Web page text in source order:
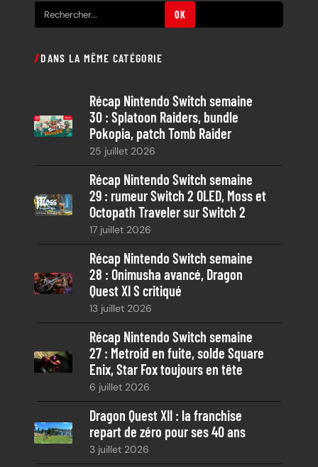
e
h
c
h
OK
DANS LA MÊME CATÉGORIE
Récap Nintendo Switch semaine
30 : Splatoon Raiders, bundle
Pokopia, patch Tomb Raider
25 juillet 2026
Récap Nintendo Switch semaine
29 : rumeur Switch 2 OLED, Moss et
Octopath Traveler sur Switch 2
17 juillet 2026
Récap Nintendo Switch semaine
28 : Onimusha avancé, Dragon
Quest XI S critiqué
13 juillet 2026
Récap Nintendo Switch semaine
27 : Metroid en fuite, solde Square
Enix, Star Fox toujours en tête
6 juillet 2026
Dragon Quest XII : la franchise
repart de zéro pour ses 40 ans
3 juillet 2026